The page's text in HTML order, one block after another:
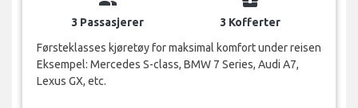
3 Passasjerer
3 Kofferter
Førsteklasses kjøretøy for maksimal komfort under reisen
Eksempel: Mercedes S-class, BMW 7 Series, Audi A7,
Lexus GX, etc.